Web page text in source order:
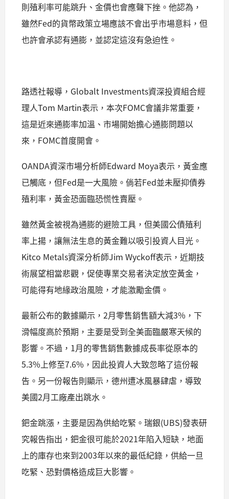
則殖利率可能跳升、金價也會應聲下挫。他認為，
雖然Fed的貨幣政策立場應該不會出乎市場意料，但
也許會承認有通膨，並認定這沒有急迫性。
路透社報導，Globalt Investments資深投資組合經
理人Tom Martin表示，本次FOMC會議非常重要，
這是近來通膨率加溫、市場開始擔心通膨問題以
來，FOMC首度開會。
OANDA資深市場分析師Edward Moya表示，黃金應
已觸底，但Fed是一大風險。倘若Fed並未壓抑債券
殖利率，黃金恐面臨恐慌性賣壓。
雖然黃金被視為通膨的避險工具，但美國公債殖利
率上揚，讓無法生息的黃金難以吸引投資人目光。
Kitco Metals資深分析師Jim Wyckoff表示，近期技
術展望相當悲觀，促使專業交易者決定放空黃金，
可能得有地緣政治風險，才能激勵金價。
最新公布的數據顯示，2月零售銷售額大減3%，下
滑幅度高於預期，主要是受到全美面臨嚴寒天候的
影響。不過，1月的零售銷售數據成長率從原本的
5.3%上修至7.6%，因此投資人大致忽略了這份報
告。另一份報告則顯示，德州遭冰風暴肆虐，導致
美國2月工廠產出跳水。
鈀金跳漲，主要是因為供給吃緊。瑞銀(UBS)發表研
究報告指出，鈀金很可能於2021年陷入短缺，地面
上的庫存也來到2003年以來的最低紀錄，供給一旦
吃緊、恐對價格造成巨大影響。